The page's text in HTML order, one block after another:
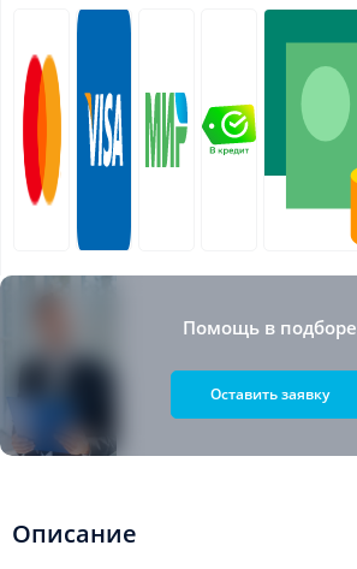
Помощь в подборе
Оставить заявку
Описание